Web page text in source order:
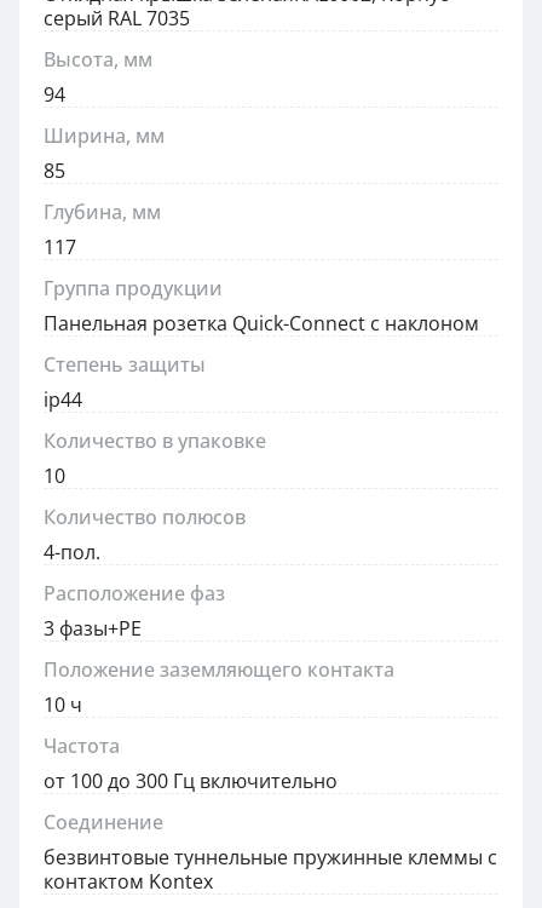
серый RAL 7035
Высота, мм
94
Ширина, мм
85
Глубина, мм
117
Группа продукции
Панельная розетка Quick-Connect с наклоном
Степень защиты
ip44
Количество в упаковке
10
Количество полюсов
4-пол.
Расположение фаз
3 фазы+PE
Положение заземляющего контакта
10 ч
Частота
от 100 до 300 Гц включительно
Соединение
безвинтовые туннельные пружинные клеммы с
контактом Kontex